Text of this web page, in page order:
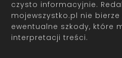
czysto informacyjnie.
mojewszystko.pl nie
ewentualne szkody, które
interpretacji treści.